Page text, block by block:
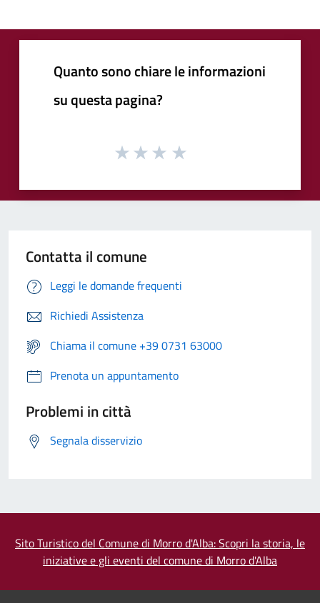
Quanto sono chiare le informazioni
su questa pagina?
Contatta il comune
Leggi le domande frequenti
Richiedi Assistenza
Chiama il comune +39 0731 63000
Prenota un appuntamento
Problemi in città
Segnala disservizio
Sito Turistico del Comune di Morro d'Alba: Scopri la storia, le
iniziative e gli eventi del comune di Morro d'Alba